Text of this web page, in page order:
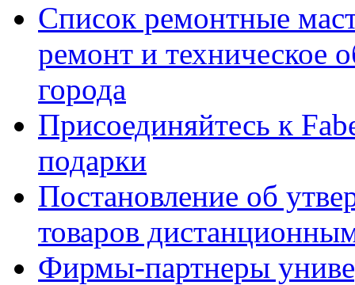
Список ремонтные
ремонт и техническое
города
Присоединяйтесь к
подарки
Постановление об
товаров
Фирмы-партнеры